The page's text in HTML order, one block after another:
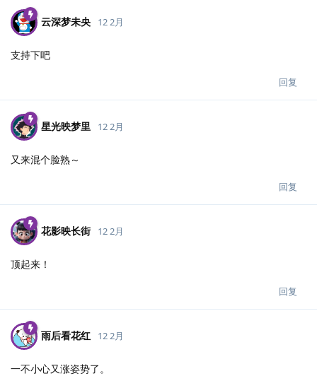
云深梦未央 12 2月
支持下吧
回复
星光映梦里 12 2月
又来混个脸熟～
回复
花影映长街 12 2月
顶起来！
回复
雨后看花红 12 2月
一不小心又涨姿势了。